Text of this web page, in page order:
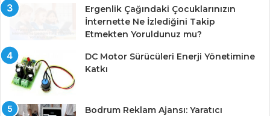
Ergenlik Çağındaki Çocuklarınızın
İnternette Ne İzlediğini Takip
Etmekten Yoruldunuz mu?
DC Motor Sürücüleri Enerji Yönetimine
Katkı
Bodrum Reklam Ajansı: Yaratıcı